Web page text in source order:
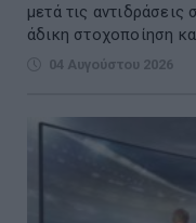
μετά τις
άδικη στοχοποίηση
04 Αυγούστου 2026